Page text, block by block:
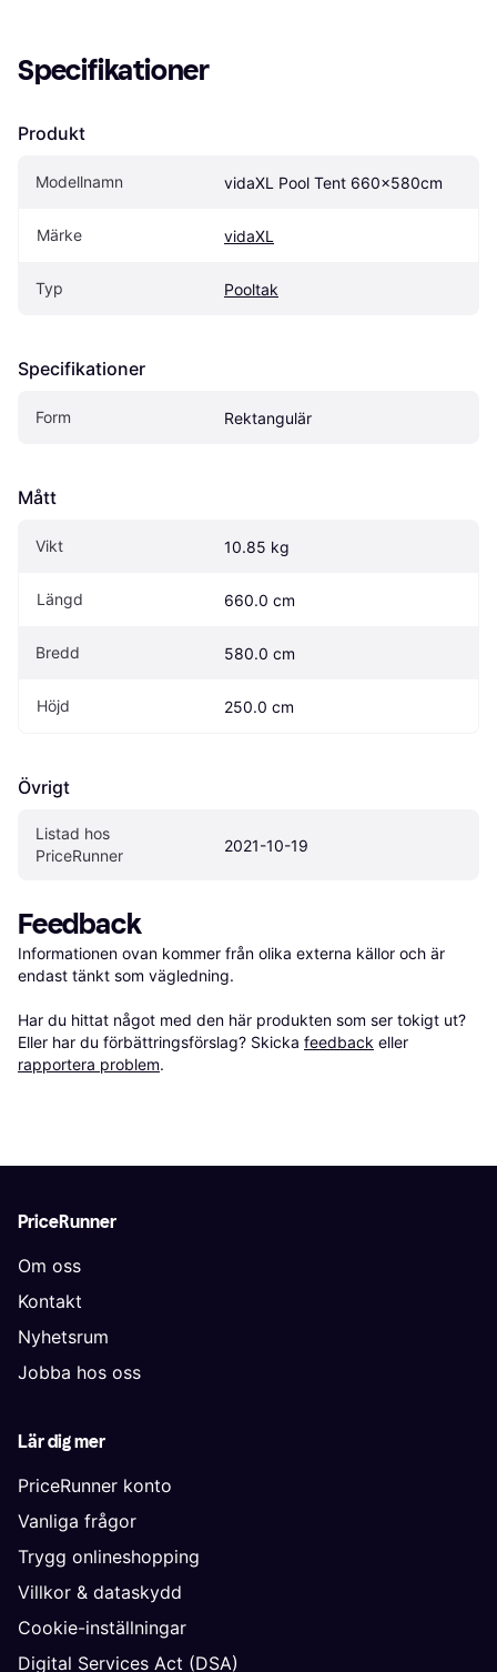
Specifikationer
Produkt
Modellnamn vidaXL Pool Tent 660x580cm
Märke vidaXL
Typ Pooltak
Specifikationer
Form Rektangulär
Mått
Vikt 10.85 kg
Längd 660.0 cm
Bredd 580.0 cm
Höjd 250.0 cm
Övrigt
Listad hos
PriceRunner
2021-10-19
Feedback
Informationen ovan kommer från olika externa källor och är
endast tänkt som vägledning.
Har du hittat något med den här produkten som ser tokigt ut?
Eller har du förbättringsförslag? Skicka feedback eller
rapportera problem.
PriceRunner
Om oss
Kontakt
Nyhetsrum
Jobba hos oss
Lär dig mer
PriceRunner konto
Vanliga frågor
Trygg onlineshopping
Villkor & dataskydd
Cookie-inställningar
Digital Services Act (DSA)